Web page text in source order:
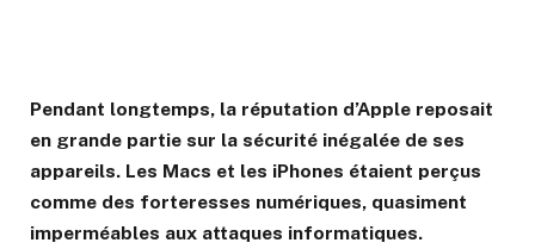
Pendant longtemps, la réputation d’Apple reposait
en grande partie sur la sécurité inégalée de ses
appareils. Les Macs et les iPhones étaient perçus
comme des forteresses numériques, quasiment
imperméables aux attaques informatiques.